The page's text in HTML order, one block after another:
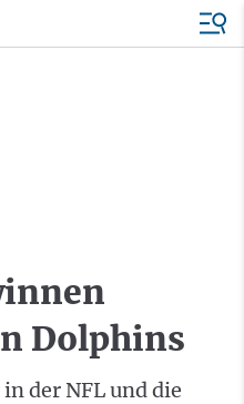
Dolphins
der NFL und die